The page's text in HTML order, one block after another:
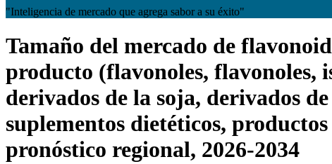
"Inteligencia de mercado que agrega sabor a su éxito"
Tamaño del mercado de
producto (flavonoles, flavonoles,
derivados de la soja, derivados
suplementos dietéticos,
pronóstico regional, 2026-2034